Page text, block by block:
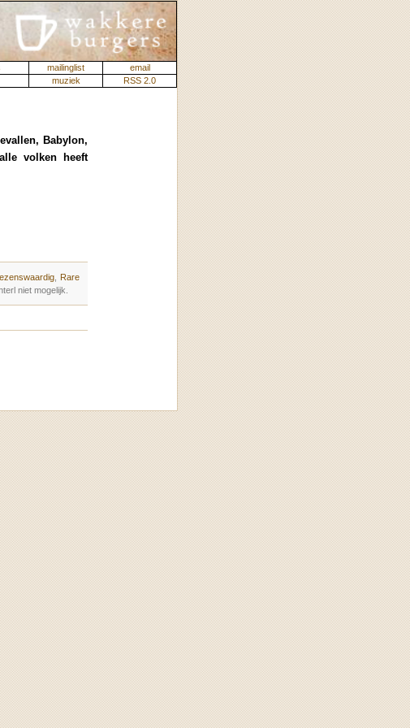
mailinglist
email
muziek RSS 2.0
Babylon,
volken heeft
,Rare
niet mogelijk.